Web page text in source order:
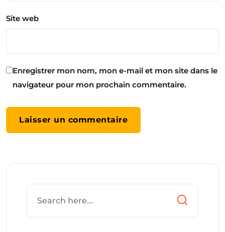
Site web
Enregistrer mon nom, mon e-mail et mon site dans le
navigateur pour mon prochain commentaire.